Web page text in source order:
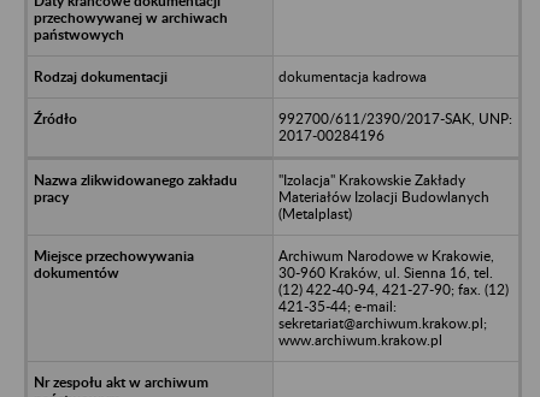
dokumentacja kadrowa
992700/611/2390/2017-SAK, UNP:
2017-00284196
"Izolacja" Krakowskie Zakłady
Materiałów Izolacji Budowlanych
(Metalplast)
Archiwum Narodowe w Krakowie,
30-960 Kraków, ul. Sienna 16, tel.
(12) 422-40-94, 421-27-90; fax. (12)
421-35-44; e-mail:
sekretariat@archiwum.krakow.pl;
www.archiwum.krakow.pl